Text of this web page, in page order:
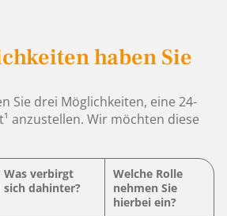
haben Sie
Sie drei Möglichkeiten, eine 24-
anzustellen. Wir möchten diese
Was verbirgt
sich dahinter?
Welche Rolle
nehmen Sie
hierbei ein?